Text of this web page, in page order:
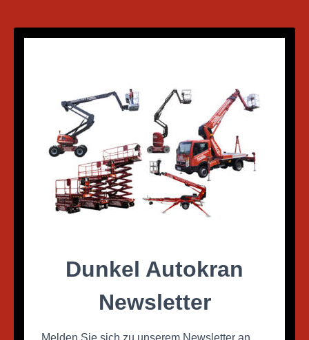
Dunkel Autokran
Newsletter
Melden Sie sich zu unserem Newsletter an,